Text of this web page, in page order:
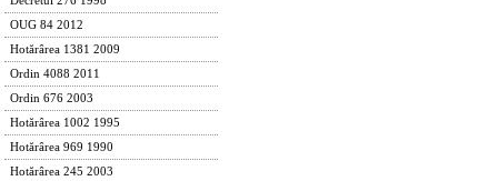
OUG 84 2012
Hotărârea 1381 2009
Ordin 4088 2011
Ordin 676 2003
Hotărârea 1002 1995
Hotărârea 969 1990
Hotărârea 245 2003